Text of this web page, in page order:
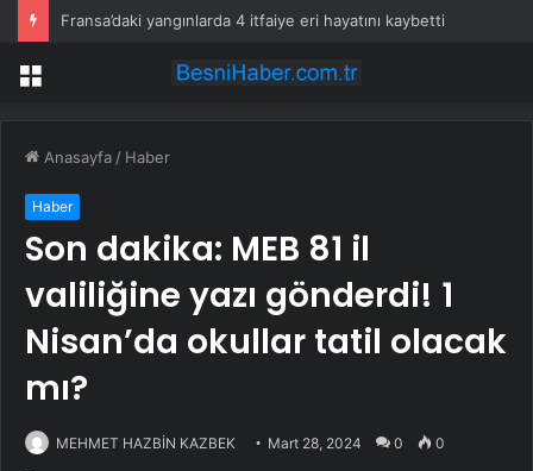
Fransa’daki yangınlarda 4 itfaiye eri hayatını kaybetti
Menü
Anasayfa / Haber
Haber
Son dakika: MEB 81 il
valiliğine yazı gönderdi! 1
Nisan’da okullar tatil olacak
mı?
MEHMET HAZBİN KAZBEK Mart 28, 2024 0 0